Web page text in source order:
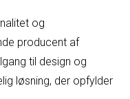
og
producent af
til design og
løsning, der opfylder